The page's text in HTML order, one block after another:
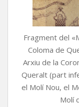
Fragment del
Coloma de
Arxiu de la
Queralt (part
el Molí Nou, el
Molí